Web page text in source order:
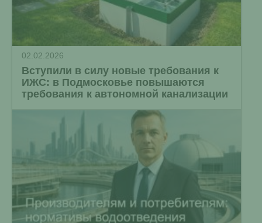
02.02.2026
Вступили в силу новые требования к
ИЖС: в Подмосковье повышаются
требования к автономной канализации